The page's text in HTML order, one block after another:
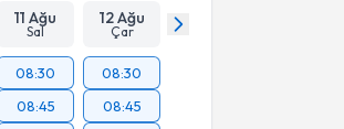
11 Ağu
Sal
12 Ağu
Çar
08:30
08:45
08:30
08:45